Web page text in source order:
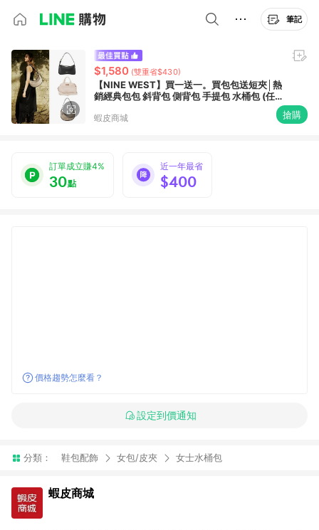
筆記
$1,580 (雙重省$430)
【NINE WEST】買一送一。買包包送短夾│熱
銷經典包包 斜背包 側背包 手提包 水桶包 (任
蝦皮商城 搶購
訂單成立賺4%
30點
近一年最省
$400
價格趨勢怎麼看？
設定到價通知
分類： 鞋包配飾 女包/皮夾 女士水桶包
蝦皮商城